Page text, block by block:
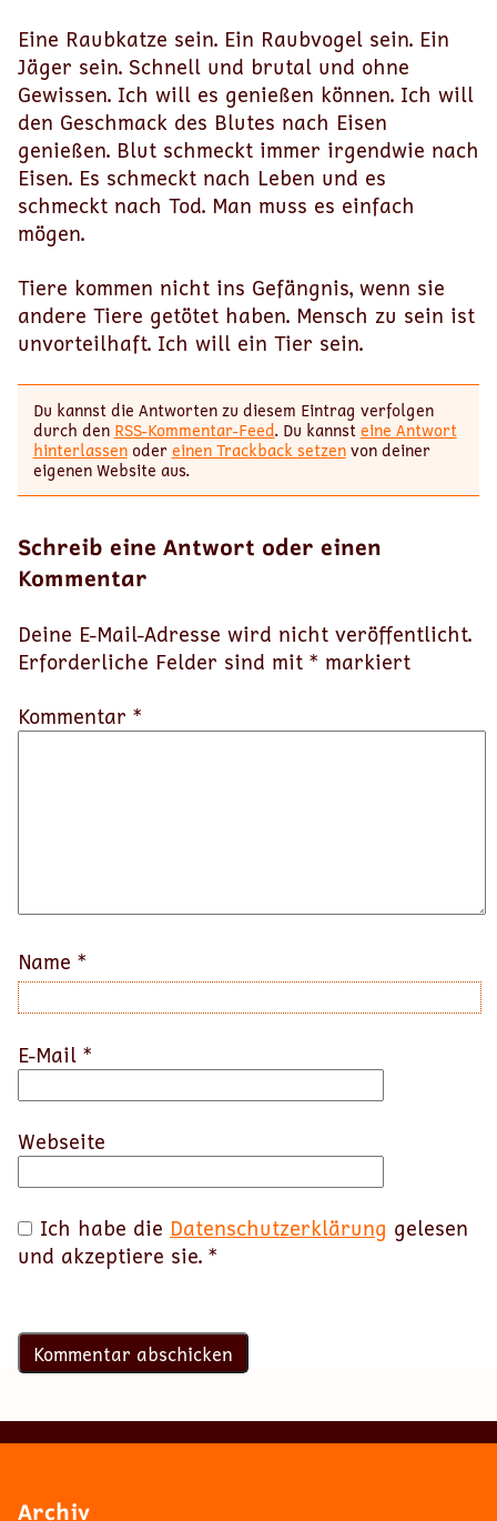
Eine Raubkatze sein. Ein Raubvogel sein. Ein
Jäger sein. Schnell und brutal und ohne
Gewissen. Ich will es genießen können. Ich will
den Geschmack des Blutes nach Eisen
genießen. Blut schmeckt immer irgendwie nach
Eisen. Es schmeckt nach Leben und es
schmeckt nach Tod. Man muss es einfach
mögen.
Tiere kommen nicht ins Gefängnis, wenn sie
andere Tiere getötet haben. Mensch zu sein ist
unvorteilhaft. Ich will ein Tier sein.
Du kannst die Antworten zu diesem Eintrag verfolgen
durch den RSS-Kommentar-Feed. Du kannsteine Antwort
hinterlassenodereinen Trackback setzenvon deiner
eigenen Website aus.
Schreib eine Antwort oder einen
Kommentar
Deine E-Mail-Adresse wird nicht veröffentlicht.
Erforderliche Felder sind mit * markiert
Kommentar *
Name *
E-Mail *
Webseite
Ich habe die Datenschutzerklärung gelesen
und akzeptiere sie. *
Archiv